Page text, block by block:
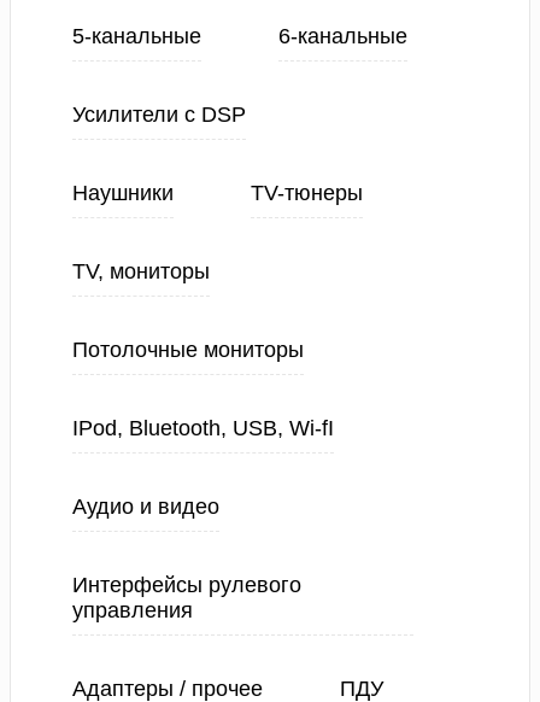
5-канальные 6-канальные
Усилители с DSP
Наушники TV-тюнеры
TV, мониторы
Потолочные мониторы
IPod, Bluetooth, USB, Wi-fI
Аудио и видео
Интерфейсы рулевого
управления
Адаптеры / прочее ПДУ